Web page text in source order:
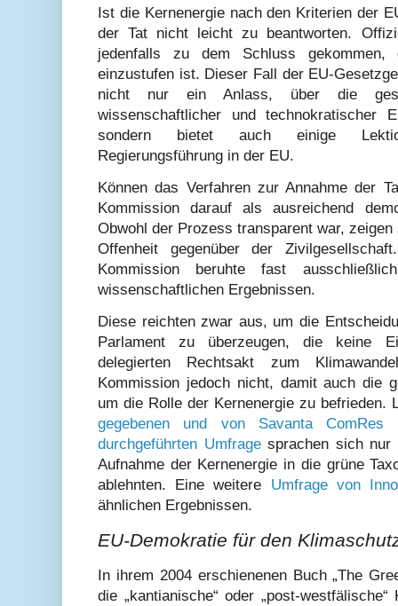
Ist die Kernenergie nach den Kriterien der
der Tat nicht leicht zu beantworten.
jedenfalls zu dem Schluss
einzustufen ist. Dieser Fall der EU-
nicht nur ein Anlass, über die
wissenschaftlicher und technokratischer
sondern bietet auch einige
Regierungsführung in der EU.
Können das Verfahren zur Annahme der
Kommission darauf als ausreichend
Obwohl der Prozess transparent war,
Offenheit gegenüber der
Kommission beruhte fast
wissenschaftlichen Ergebnissen.
Diese reichten zwar aus, um die
Parlament zu überzeugen, die keine
delegierten Rechtsakt zum
Kommission jedoch nicht, damit auch die
um die Rolle der Kernenergie zu befrieden.
gegebenen und von Savanta
durchgeführten Umfragesprachen sich nur
Aufnahme der Kernenergie in die grüne
ablehnten. Eine weitere Umfrage von
ähnlichen Ergebnissen.
EU-Demokratie für den
In ihrem 2004 erschienenen Buch „The
die „kantianische“ oder „post-